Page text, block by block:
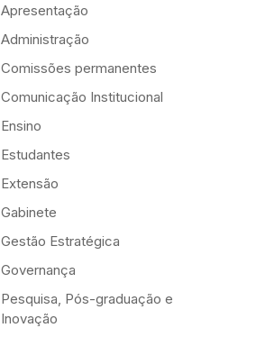
Apresentação
Administração
Comissões permanentes
Comunicação Institucional
Ensino
Estudantes
Extensão
Gabinete
Gestão Estratégica
Governança
Pesquisa, Pós-graduação e
Inovação